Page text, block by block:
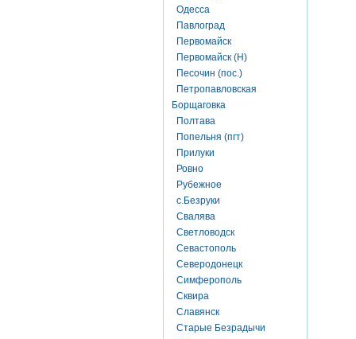
Одесса
Павлоград
Первомайск
Первомайск (Н)
Песочин (пос.)
Петропавловская
Борщаговка
Полтава
Попельня (пгт)
Прилуки
Ровно
Рубежное
с.Безруки
Свалява
Светловодск
Севастополь
Северодонецк
Симферополь
Сквира
Славянск
Старые Безрадычи